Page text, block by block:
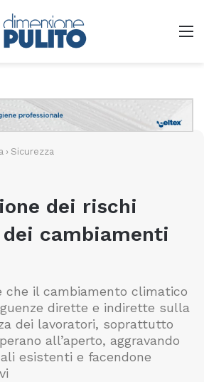
› Sicurezza
dei rischi
dei cambiamenti
che il cambiamento climatico
dirette e indirette sulla
dei lavoratori, soprattutto
all’aperto, aggravando
esistenti e facendone